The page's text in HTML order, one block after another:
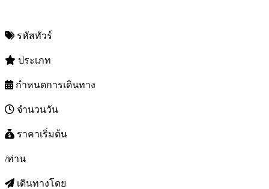
รหัสทัวร์
ประเภท
กำหนดการเดินทาง
จำนวนวัน
ราคาเริ่มต้น
/ท่าน
เดินทางโดย